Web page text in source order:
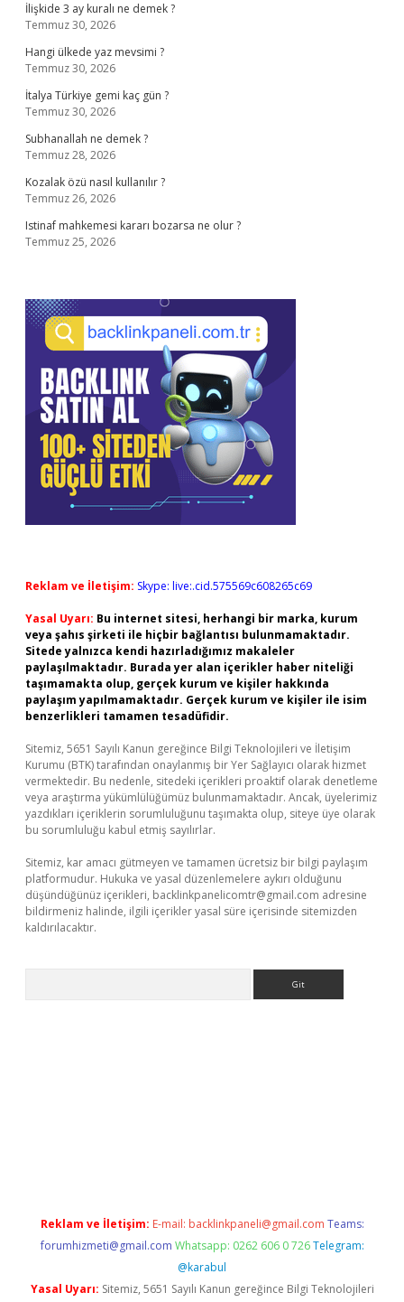
İlişkide 3 ay kuralı ne demek ?
Temmuz 30, 2026
Hangi ülkede yaz mevsimi ?
Temmuz 30, 2026
İtalya Türkiye gemi kaç gün ?
Temmuz 30, 2026
Subhanallah ne demek ?
Temmuz 28, 2026
Kozalak özü nasıl kullanılır ?
Temmuz 26, 2026
Istinaf mahkemesi kararı bozarsa ne olur ?
Temmuz 25, 2026
Reklam ve İletişim: Skype: live:.cid.575569c608265c69
Yasal Uyarı: Bu internet sitesi, herhangi bir marka, kurum
veya şahıs şirketi ile hiçbir bağlantısı bulunmamaktadır.
Sitede yalnızca kendi hazırladığımız makaleler
paylaşılmaktadır. Burada yer alan içerikler haber niteliği
taşımamakta olup, gerçek kurum ve kişiler hakkında
paylaşım yapılmamaktadır. Gerçek kurum ve kişiler ile isim
benzerlikleri tamamen tesadüfidir.
Sitemiz, 5651 Sayılı Kanun gereğince Bilgi Teknolojileri ve İletişim
Kurumu (BTK) tarafından onaylanmış bir Yer Sağlayıcı olarak hizmet
vermektedir. Bu nedenle, sitedeki içerikleri proaktif olarak denetleme
veya araştırma yükümlülüğümüz bulunmamaktadır. Ancak, üyelerimiz
yazdıkları içeriklerin sorumluluğunu taşımakta olup, siteye üye olarak
bu sorumluluğu kabul etmiş sayılırlar.
Sitemiz, kar amacı gütmeyen ve tamamen ücretsiz bir bilgi paylaşım
platformudur. Hukuka ve yasal düzenlemelere aykırı olduğunu
düşündüğünüz içerikleri, backlinkpanelicomtr@gmail.com adresine
bildirmeniz halinde, ilgili içerikler yasal süre içerisinde sitemizden
kaldırılacaktır.
Reklam ve İletişim: E-mail: backlinkpaneli@gmail.com Teams:
forumhizmeti@gmail.com Whatsapp: 0262 606 0 726 Telegram:
@karabul
Yasal Uyarı: Sitemiz, 5651 Sayılı Kanun gereğince Bilgi Teknolojileri